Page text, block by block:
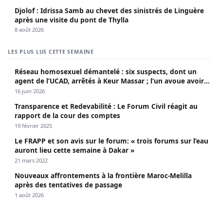
Djolof : Idrissa Samb au chevet des sinistrés de Linguère
après une visite du pont de Thylla
8 août 2026
LES PLUS LUS CETTE SEMAINE
Réseau homosexuel démantelé : six suspects, dont un
agent de l’UCAD, arrêtés à Keur Massar ; l’un avoue avoir
propagé le VIH depuis 2018
16 juin 2026
Transparence et Redevabilité : Le Forum Civil réagit au
rapport de la cour des comptes
19 février 2025
Le FRAPP et son avis sur le forum: « trois forums sur l’eau
auront lieu cette semaine à Dakar »
21 mars 2022
Nouveaux affrontements à la frontière Maroc-Melilla
après des tentatives de passage
1 août 2026